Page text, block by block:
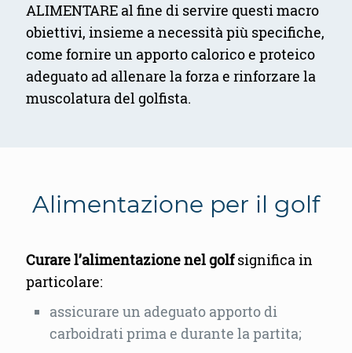
ALIMENTARE al fine di servire questi macro
obiettivi, insieme a necessità più specifiche,
come fornire un apporto calorico e proteico
adeguato ad allenare la forza e rinforzare la
muscolatura del golfista.
Alimentazione per il golf
Curare l’alimentazione nel golfsignifica in
particolare:
assicurare un adeguato apporto di
carboidrati prima e durante la partita;